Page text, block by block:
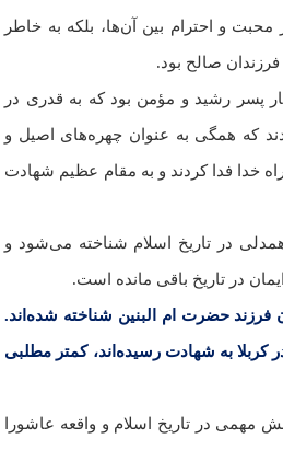
محبت و احترام بین آن‌ها، بلکه به خاطر
صالح بود.
پسر رشید و مؤمن بود که به قدری در
که همگی به عنوان چهره‌های اصیل و
خدا فدا کردند و به مقام عظیم شهادت
در تاریخ اسلام شناخته می‌شود و
در تاریخ باقی مانده است.
حضرت ام البنین شناخته شده‌اند.
کربلا به شهادت رسیده‌اند، کمتر مطلبی
در تاریخ اسلام و واقعه عاشورا